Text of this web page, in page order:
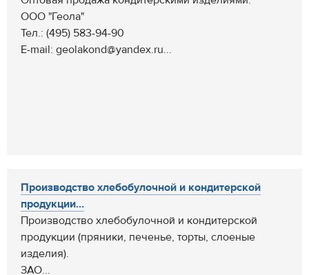
ООО "Геола"
Тел.: (495) 583-94-90
E-mail: geolakond@yandex.ru...
Производство хлебобулочной и кондитерской
продукции...
Производство хлебобулочной и кондитерской
продукции (пряники, печенье, торты, слоеные
изделия).
ЗАО...